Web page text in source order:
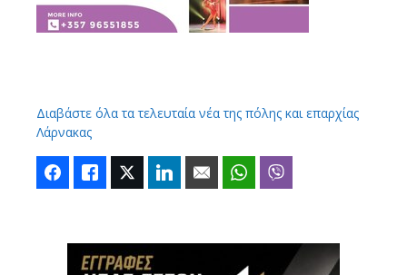
Διαβάστε όλα τα τελευταία νέα της πόλης και επαρχίας
Λάρνακας
FacebookLike Twitter LinkedIn Email WhatsApp